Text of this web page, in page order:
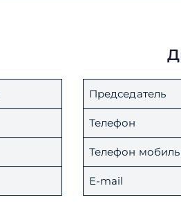
Председатель
Телефон
Телефон
E-mail